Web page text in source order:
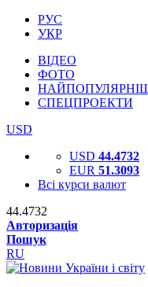
РУС
УКР
ВІДЕО
ФОТО
СПЕЦПРОЕКТИ
USD
USD 44.4732
EUR 51.3093
Всі курси валют
44.4732
Авторизація
Пошук
RU